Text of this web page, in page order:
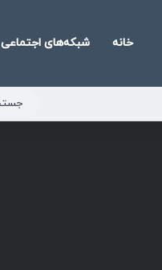
خانه شبکه‌های اجتماعی